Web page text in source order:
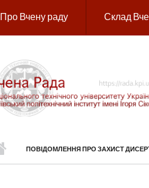
Про Вчену раду Склад
ПОВІДОМЛЕННЯ ПРО ЗАХИСТ